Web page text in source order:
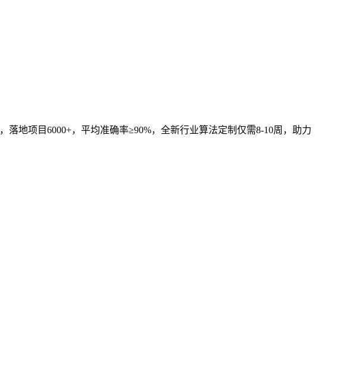
地项目6000+，平均准确率≥90%，全新行业算法定制仅需8-10周，助力